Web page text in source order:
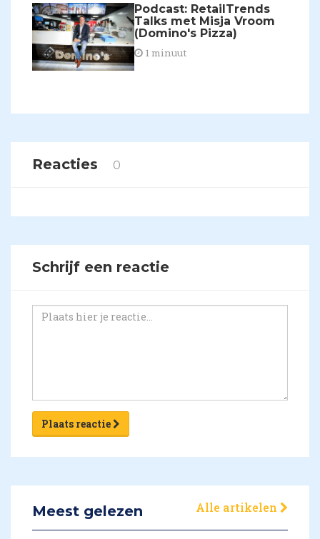
Podcast: RetailTrends
Talks met Misja Vroom
(Domino's Pizza)
1 minuut
Reacties 0
Schrijf een reactie
Plaats reactie
Meest gelezen Alle artikelen